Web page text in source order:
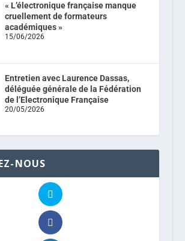
« L’électronique française manque
cruellement de formateurs
académiques »
15/06/2026
Entretien avec Laurence Dassas,
déléguée générale de la Fédération
de l’Electronique Française
20/05/2026
NOUS